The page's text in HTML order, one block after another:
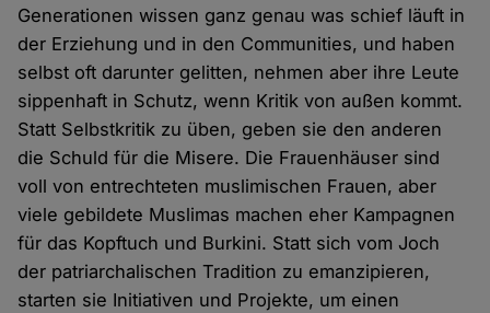
Generationen wissen ganz genau was schief läuft in
der Erziehung und in den Communities, und haben
selbst oft darunter gelitten, nehmen aber ihre Leute
sippenhaft in Schutz, wenn Kritik von außen kommt.
Statt Selbstkritik zu üben, geben sie den anderen
die Schuld für die Misere. Die Frauenhäuser sind
voll von entrechteten muslimischen Frauen, aber
viele gebildete Muslimas machen eher Kampagnen
für das Kopftuch und Burkini. Statt sich vom Joch
der patriarchalischen Tradition zu emanzipieren,
starten sie Initiativen und Projekte, um einen